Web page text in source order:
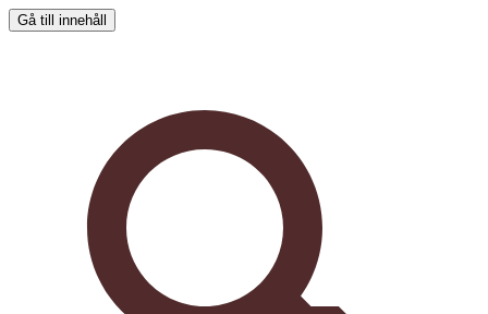
Gå till innehåll